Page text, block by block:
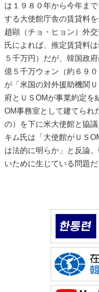
は１９８０年から今年ま
する大使館庁舎の賃貸料
趙顕（チョ・ヒョン）外
氏によれば、推定賃貸料
５千万円）だが、韓国政
億５千万ウォン（約６９
が「米国の対外援助機関
府とＵＳОМが事業約定を
ОМ事務室として建てられ
の）を下に米大使館と協
キム氏は「大使館がＵＳ
は法的に明らか」と反論
いために生じている問題